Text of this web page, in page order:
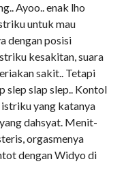
Ayoo.. enak lho
untuk mau
dengan posisi
kesakitan, suara
sakit.. Tetapi
slep slap slep.. Kontol
yang katanya
dahsyat. Menit-
orgasmenya
dengan Widyo di